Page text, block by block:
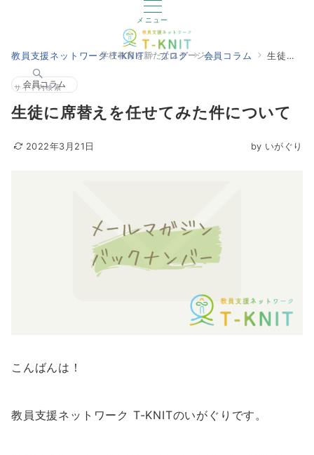
メニュー
学校教育を新たなステージへ
サイト内検索
教員支援ネットワーク T-KNIT ブログ 会員コラム 生徒に席替えを任せてみた件について
会員コラム
生徒に席替えを任せてみた件について
2022年3月21日 by いがぐり
こんばんは！
教員支援ネットワーク T-KNITのいがぐりです。